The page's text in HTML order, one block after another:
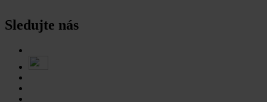
Sledujte nás